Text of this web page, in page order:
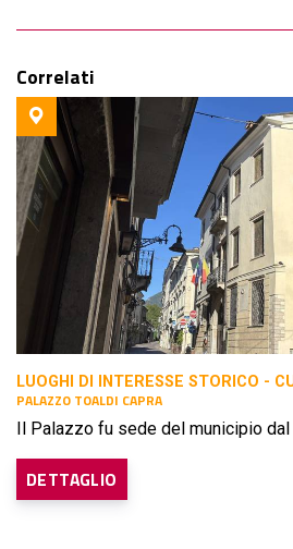
Correlati
LUOGHI DI INTERESSE STORICO -
PALAZZO TOALDI CAPRA
Il Palazzo fu sede del municipio dal
DETTAGLIO